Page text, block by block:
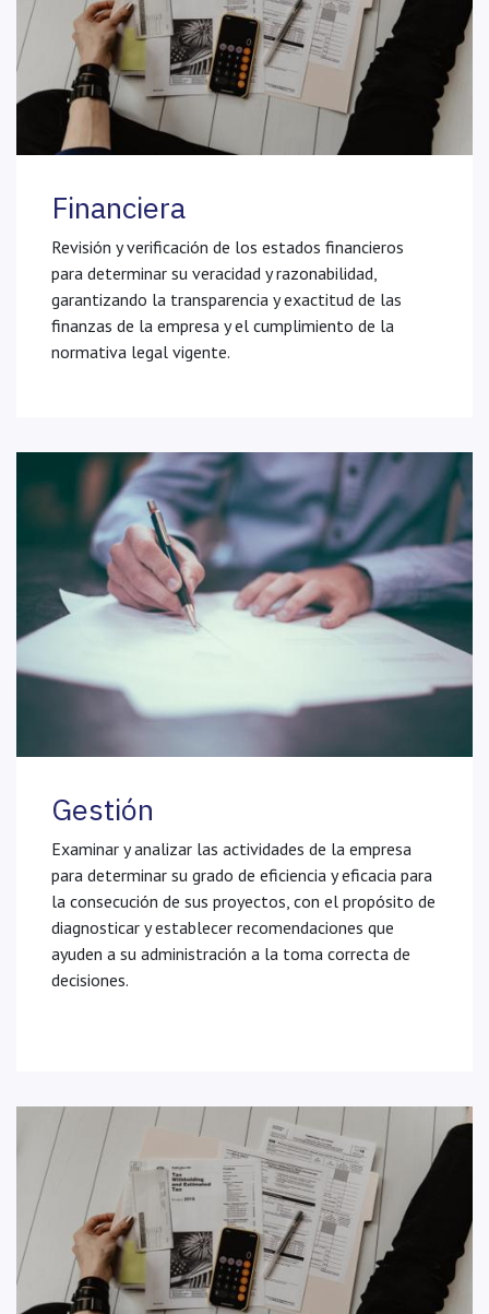
Financiera
Revisión y verificación de los estados financieros
para determinar su veracidad y razonabilidad,
garantizando la transparencia y exactitud de las
finanzas de la empresa y el cumplimiento de la
normativa legal vigente.
Gestión
Examinar y analizar las actividades de la empresa
para determinar su grado de eficiencia y eficacia para
la consecución de sus proyectos, con el propósito de
diagnosticar y establecer recomendaciones que
ayuden a su administración a la toma correcta de
decisiones.